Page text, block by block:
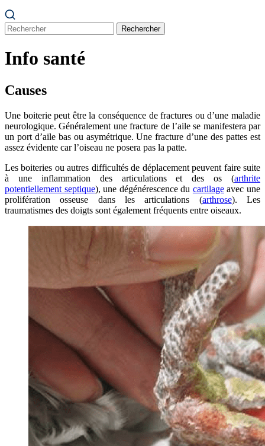
Rechercher
Info santé
Causes
Une boiterie peut être la conséquence de fractures ou d’une maladie
neurologique. Généralement une fracture de l’aile se manifestera par
un port d’aile bas ou asymétrique. Une fracture d’une des pattes est
assez évidente car l’oiseau ne posera pas la patte.
Les boiteries ou autres difficultés de déplacement peuvent faire suite
à une inflammation des articulations et des os (arthrite
potentiellement septique), une dégénérescence du cartilageavec une
prolifération osseuse dans les articulations (arthrose). Les
traumatismes des doigts sont également fréquents entre oiseaux.